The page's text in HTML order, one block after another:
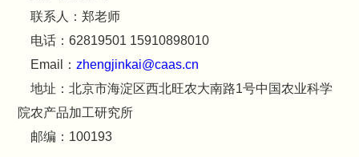
联系人：郑老师
电话：62819501 15910898010
Email：zhengjinkai@caas.cn
地址：北京市海淀区西北旺农大南路1号中国农业科学
院农产品加工研究所
邮编：100193